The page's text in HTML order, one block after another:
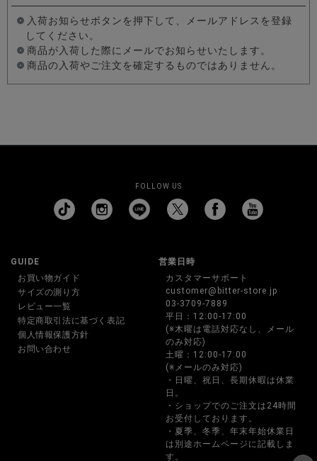
入荷お知らせボタンを押下して、メールアドレスを登録
してください。
商品が入荷した際にメールでお知らせいたします。
商品の入荷やご注文を確定するものではありません。
FOLLOW US
GUIDE
お買い物ガイド
サイズの測り方
レビュー一覧
特定商取引法に基づく表記
個人情報保護方針
お問い合わせ
営業日時
カスタマーサポート
customer@bitter-store.jp
03-3709-7889
平日：12:00-17:00
(※木曜は電話対応なし、メール
のみ対応)
土曜：12:00-17:00
(※メールのみ対応)
・日曜、祝日、長期休暇は休業
日。
・ショップでのご注文は24時間
お受付しております。
・夏季、冬季、年末年始休業日
は別途ホームページに記載しま
す。